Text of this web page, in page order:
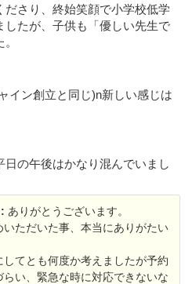
ださり、終始笑顔で小学校低学
たが、子供も「優しい先生で
イン創立と同じ)n新しい感じは
の午後はかなり混んでいまし
ありがとうございます。
ただいた事、本当にありがたい
てとも何度か考えましたが予約
い、緊急な時に対応できないな